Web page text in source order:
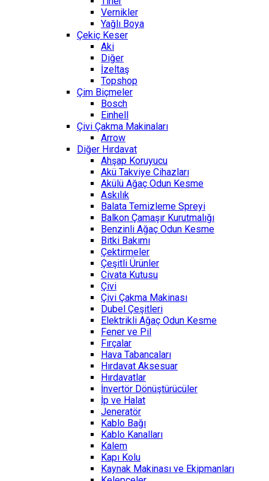
Vernikler
Yağlı Boya
Çekiç Keser
Aki
Diğer
İzeltaş
Topshop
Çim Biçmeler
Bosch
Einhell
Çivi Çakma Makinaları
Arrow
Diğer Hırdavat
Ahşap Koruyucu
Akü Takviye Cihazları
Akülü Ağaç Odun Kesme
Askılık
Balata Temizleme Spreyi
Balkon Çamaşır Kurutmalığı
Benzinli Ağaç Odun Kesme
Bitki Bakımı
Çektirmeler
Çeşitli Ürünler
Civata Kutusu
Çivi
Çivi Çakma Makinası
Dubel Çeşitleri
Elektrikli Ağaç Odun Kesme
Fener ve Pil
Fırçalar
Hava Tabancaları
Hırdavat Aksesuar
Hırdavatlar
İnvertör Dönüştürücüler
İp ve Halat
Jeneratör
Kablo Bağı
Kablo Kanalları
Kalem
Kapı Kolu
Kaynak Makinası ve Ekipmanları